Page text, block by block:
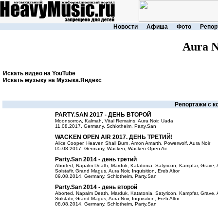
Новости Афиша Фото
Aura
Искать видео на YouTube
Искать музыку на Музыка.Яндекс
Репортажи с
PARTY.SAN 2017 - ДЕНЬ ВТОРОЙ
Moonsorrow, Kalmah, Vital Remains, Aura Noir, Uada
11.08.2017, Germany, Schlotheim, Party.San
WACKEN OPEN AIR 2017. ДЕНЬ ТРЕТИЙ!
Alice Cooper, Heaven Shall Burn, Amon Amarth, Powerwolf, Aura Noir
05.08.2017, Germany, Wacken, Wacken Open Air
Party.San 2014 - день третий
Aborted, Napalm Death, Marduk, Katatonia, Satyricon, Kampfar,
Solstafir, Grand Magus, Aura Noir, Inquisition, Ereb Altor
09.08.2014, Germany, Schlotheim, Party.San
Party.San 2014 - день второй
Aborted, Napalm Death, Marduk, Katatonia, Satyricon, Kampfar,
Solstafir, Grand Magus, Aura Noir, Inquisition, Ereb Altor
08.08.2014, Germany, Schlotheim, Party.San